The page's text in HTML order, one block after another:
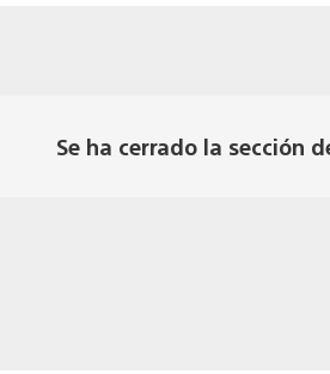
Se ha cerrado la sección